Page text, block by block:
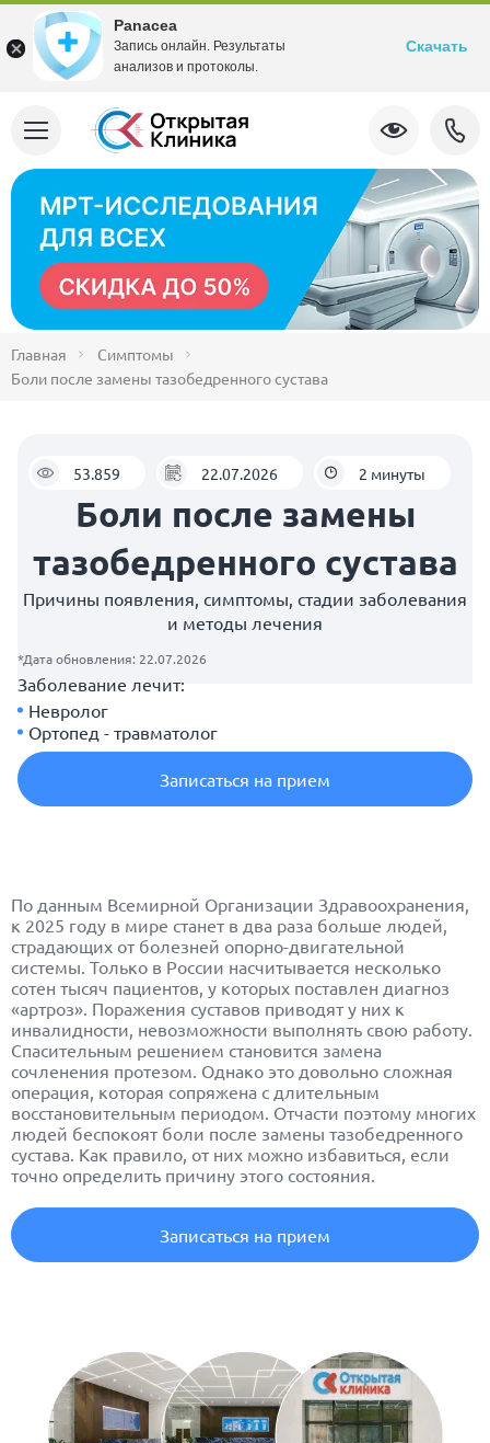
Главная
Симптомы
Боли после замены тазобедренного сустава
53.859 22.07.2026 2 минуты
Боли после замены
тазобедренного сустава
Причины появления, симптомы, стадии заболевания
и методы лечения
*Дата обновления: 22.07.2026
Заболевание лечит:
Невролог
Ортопед - травматолог
Записаться на прием
По данным Всемирной Организации Здравоохранения,
к 2025 году в мире станет в два раза больше людей,
страдающих от болезней опорно-двигательной
системы. Только в России насчитывается несколько
сотен тысяч пациентов, у которых поставлен диагноз
«артроз». Поражения суставов приводят у них к
инвалидности, невозможности выполнять свою работу.
Спасительным решением становится замена
сочленения протезом. Однако это довольно сложная
операция, которая сопряжена с длительным
восстановительным периодом. Отчасти поэтому многих
людей беспокоят боли после замены тазобедренного
сустава. Как правило, от них можно избавиться, если
точно определить причину этого состояния.
Записаться на прием
Panacea
Запись онлайн. Результаты
анализов и протоколы.
Скачать